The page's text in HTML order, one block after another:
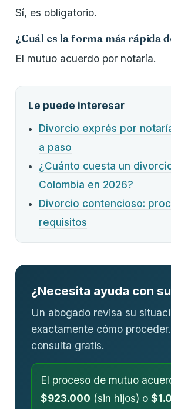
Sí, es obligatorio.
¿Cuál es la forma más rápida
El mutuo acuerdo por notaría.
Le puede interesar
Divorcio exprés por
a paso
¿Cuánto cuesta un
Colombia en 2026?
Divorcio contencioso:
requisitos
¿Necesita ayuda con
Un abogado revisa su
exactamente cómo
consulta gratis.
El proceso de mutuo
$923.000 (sin hijos) o